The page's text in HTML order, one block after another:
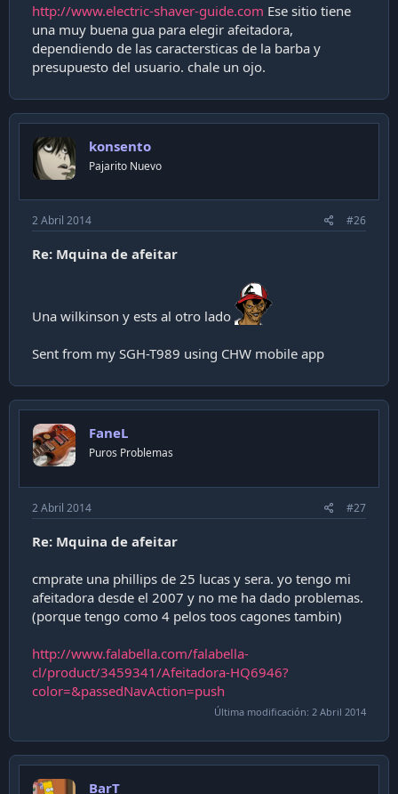
http://www.electric-shaver-guide.com Ese sitio tiene
una muy buena gua para elegir afeitadora,
dependiendo de las caractersticas de la barba y
presupuesto del usuario. chale un ojo.
konsento
Pajarito Nuevo
2 Abril 2014 #26
Re: Mquina de afeitar
Una wilkinson y ests al otro lado
Sent from my SGH-T989 using CHW mobile app
FaneL
Puros Problemas
2 Abril 2014 #27
Re: Mquina de afeitar
cmprate una phillips de 25 lucas y sera. yo tengo mi
afeitadora desde el 2007 y no me ha dado problemas.
(porque tengo como 4 pelos toos cagones tambin)
http://www.falabella.com/falabella-
cl/product/3459341/Afeitadora-HQ6946?
color=&passedNavAction=push
Última modificación: 2 Abril 2014
BarT